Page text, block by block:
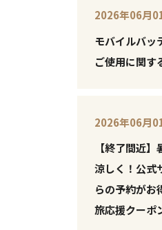
2026年06月
モバイルバッ
ご使用に関す
2026年06月
【終了間近】
涼しく！公式
らの予約がお
旅応援クーポ